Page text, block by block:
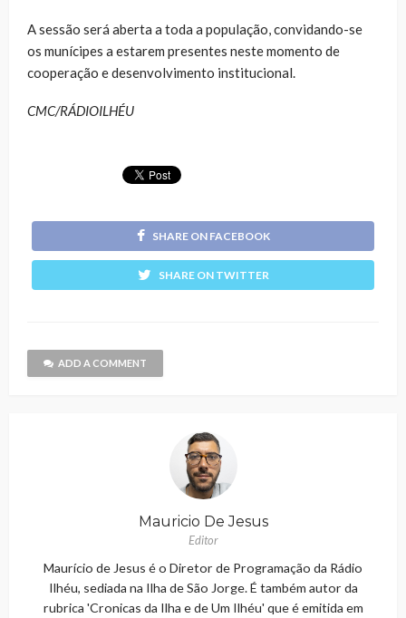
A sessão será aberta a toda a população, convidando-se
os munícipes a estarem presentes neste momento de
cooperação e desenvolvimento institucional.
CMC/RÁDIOILHÉU
SHARE ON FACEBOOK
SHARE ON TWITTER
ADD A COMMENT
Mauricio De Jesus
Editor
Maurício de Jesus é o Diretor de Programação da Rádio
Ilhéu, sediada na Ilha de São Jorge. É também autor da
rubrica 'Cronicas da Ilha e de Um Ilhéu' que é emitida em